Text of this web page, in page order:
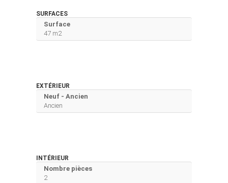
SURFACES
Surface
47 m2
EXTÉRIEUR
Neuf - Ancien
Ancien
INTÉRIEUR
Nombre pièces
2